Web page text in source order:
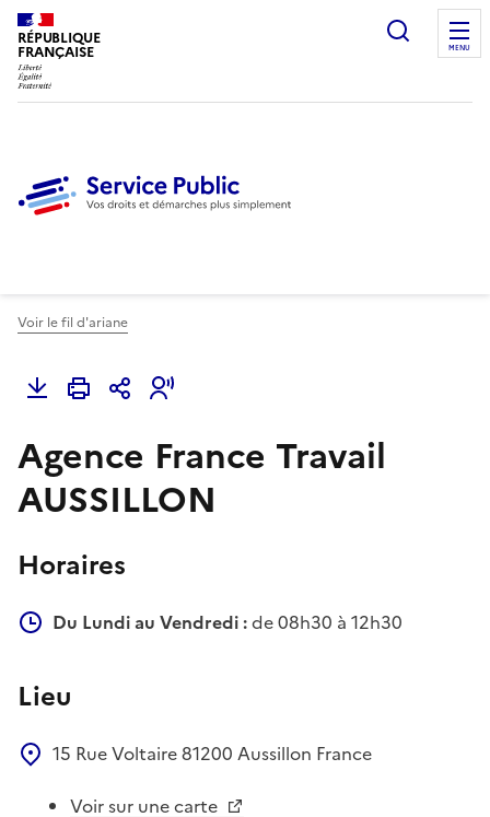
RÉPUBLIQUE
FRANÇAISE
Ouvrir
MENU
Voir le fil d'ariane
Agence France Travail
AUSSILLON
Horaires
Du Lundi au Vendredi :de 08h30 à 12h30
Lieu
15 Rue Voltaire81200 Aussillon France
Voir sur une carte